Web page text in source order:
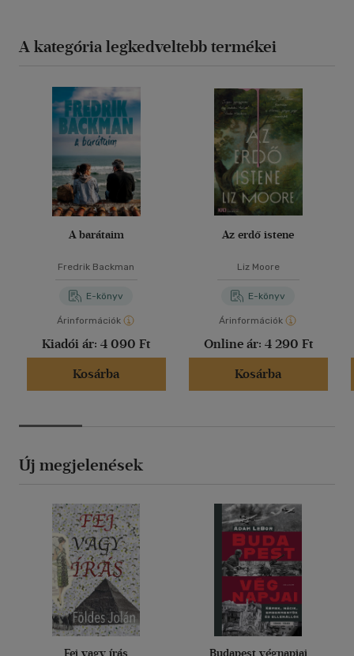
A kategória legkedveltebb termékei
A barátaim
Fredrik Backman
E-könyv
Árinformációk
Kiadói ár: 4 090 Ft
Kosárba
Az erdő istene
Liz Moore
E-könyv
Árinformációk
Online ár: 4 290 Ft
Kosárba
Új megjelenések